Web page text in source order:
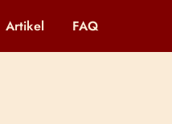
Artikel FAQ